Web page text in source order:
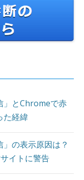
」とChromeで赤
た経緯
」の表示原因は？
イトに警告